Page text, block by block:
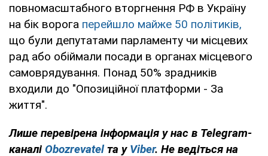
повномасштабного вторгнення РФ в Україну
на бік ворога перейшло майже 50 політиків,
що були депутатами парламенту чи місцевих
рад або обіймали посади в органах місцевого
самоврядування. Понад 50% зрадників
входили до "Опозиційної платформи - За
життя".
Лише перевірена інформація у нас в Telegram-
каналі Obozrevatelта у Viber. Не ведіться на